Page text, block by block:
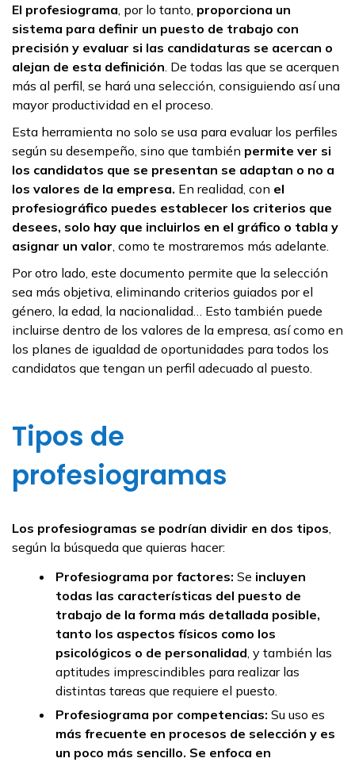
El profesiograma , por lo tanto, proporciona un
sistema para definir un puesto de trabajo con
precisión y evaluar si las candidaturas se acercan o
alejan de esta definición . De todas las que se acerquen
más al perfil, se hará una selección, consiguiendo así una
mayor productividad en el proceso.
Esta herramienta no solo se usa para evaluar los perfiles
según su desempeño, sino que también permite ver si
los candidatos que se presentan se adaptan o no a
los valores de la empresa. En realidad, con el
profesiográfico puedes establecer los criterios que
desees, solo hay que incluirlos en el gráfico o tabla y
asignar un valor , como te mostraremos más adelante.
Por otro lado, este documento permite que la selección
sea más objetiva, eliminando criterios guiados por el
género, la edad, la nacionalidad… Esto también puede
incluirse dentro de los valores de la empresa, así como en
los planes de igualdad de oportunidades para todos los
candidatos que tengan un perfil adecuado al puesto.
Tipos de
profesiogramas
Los profesiogramas se podrían dividir en dos tipos
según la búsqueda que quieras hacer:
Profesiograma por factores: Se incluyen
todas las características del puesto de
trabajo de la forma más detallada posible,
tanto los aspectos físicos como los
psicológicos o de personalidad , y también las
aptitudes imprescindibles para realizar las
distintas tareas que requiere el puesto.
Profesiograma por competencias: Su uso es
más frecuente en procesos de selección y es
un poco más sencillo. Se enfoca en